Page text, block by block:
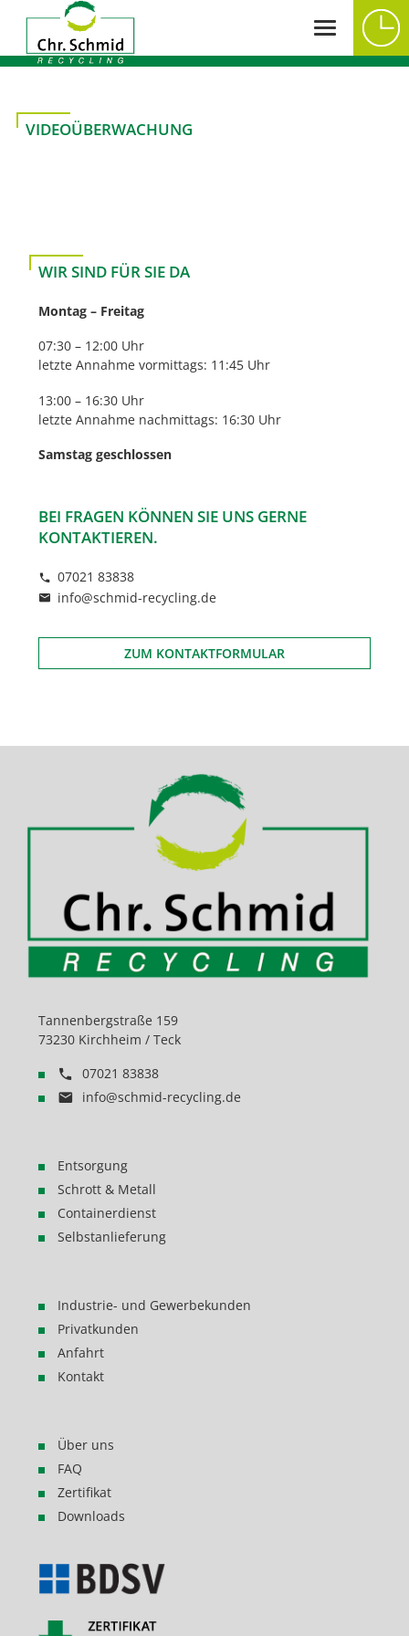
VIDEOÜBERWACHUNG
WIR SIND FÜR SIE DA
Montag – Freitag
07:30 – 12:00 Uhr
letzte Annahme vormittags: 11:45 Uhr
13:00 – 16:30 Uhr
letzte Annahme nachmittags: 16:30 Uhr
Samstag geschlossen
BEI FRAGEN KÖNNEN SIE UNS GERNE
KONTAKTIEREN.
07021 83838
info@schmid-recycling.de
ZUM KONTAKTFORMULAR
Tannenbergstraße 159
73230 Kirchheim / Teck
07021 83838
info@schmid-recycling.de
Entsorgung
Schrott & Metall
Containerdienst
Selbstanlieferung
Industrie- und Gewerbekunden
Privatkunden
Anfahrt
Kontakt
Über uns
FAQ
Zertifikat
Downloads